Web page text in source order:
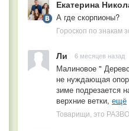
Екатерина
А где скорпионы?
Гороскоп по знакам
Ли 6 месяцев назад
Малиновое "
не нуждающая
зиме подрезается
верхние ветки, ещё